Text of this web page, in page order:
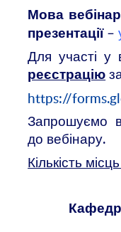
Мова
презентації–
Для участі у
реєстрацію
https://
Запрошуємо
до вебінару.
Кількість